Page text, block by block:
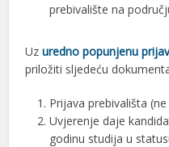
prebivalište na
Uzuredno popunjenu
priložiti sljedeću
Prijava prebivališta
Uvjerenje daje
godinu studija u